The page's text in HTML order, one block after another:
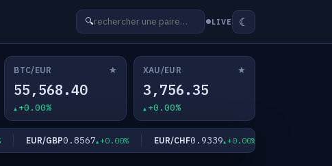
🔍 LIVE ☾
BTC/EUR ★
55,568.40
+0.00%
XAU/EUR ★
3,756.35
+0.00%
EUR/GBP0.8567 +0.00% EUR/CHF0.9339 +0.00%